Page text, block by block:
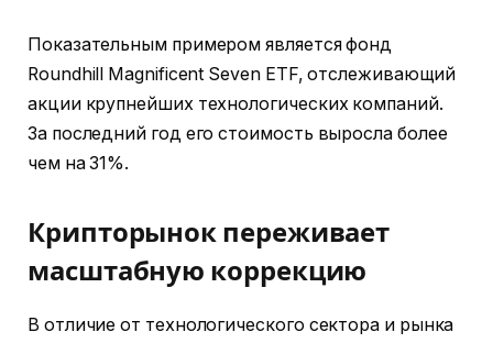
Показательным примером является фонд
Roundhill Magnificent Seven ETF, отслеживающий
акции крупнейших технологических компаний.
За последний год его стоимость выросла более
чем на 31%.
Крипторынок переживает
масштабную коррекцию
В отличие от технологического сектора и рынка